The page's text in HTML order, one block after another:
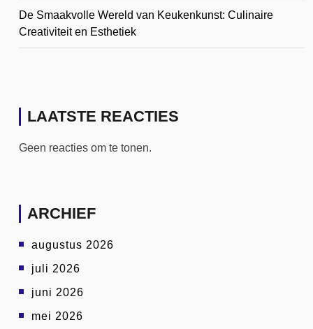
De Smaakvolle Wereld van Keukenkunst: Culinaire
Creativiteit en Esthetiek
LAATSTE REACTIES
Geen reacties om te tonen.
ARCHIEF
augustus 2026
juli 2026
juni 2026
mei 2026